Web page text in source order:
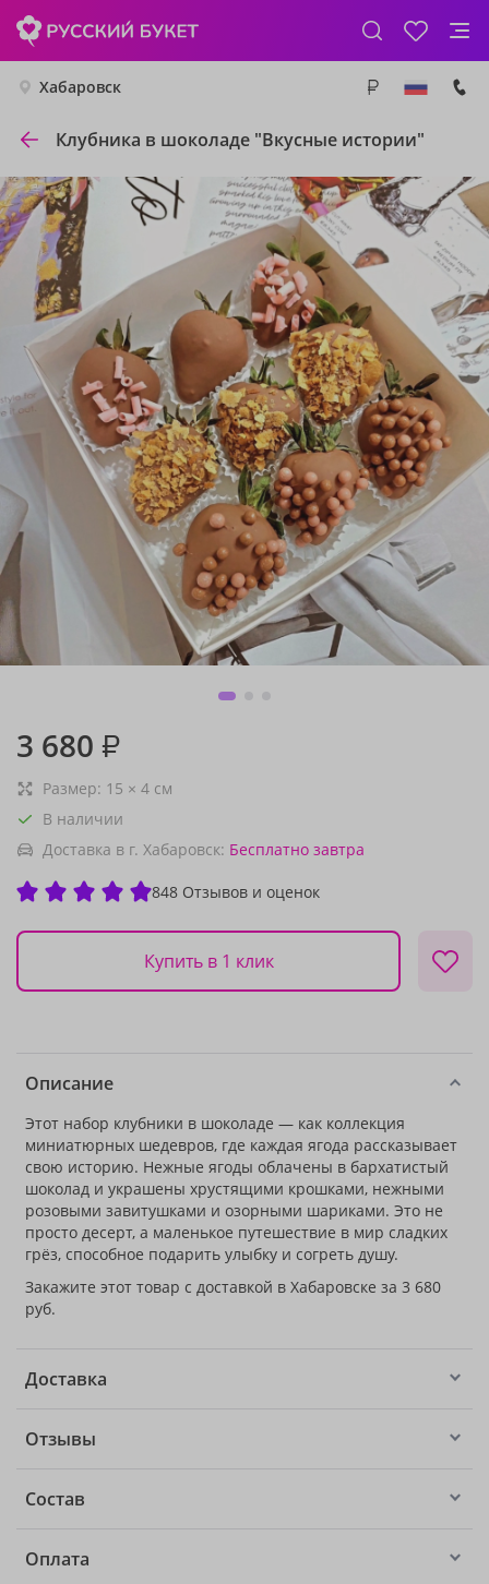
Хабаровск
Клубника в шоколаде "Вкусные истории"
3 680 ₽
Размер: 15 × 4 см
В наличии
Доставка в г. Хабаровск: Бесплатно завтра
848 Отзывов и оценок
Купить в 1 клик
Описание
Этот набор клубники в шоколаде — как коллекция
миниатюрных шедевров, где каждая ягода рассказывает
свою историю. Нежные ягоды облачены в бархатистый
шоколад и украшены хрустящими крошками, нежными
розовыми завитушками и озорными шариками. Это не
просто десерт, а маленькое путешествие в мир сладких
грёз, способное подарить улыбку и согреть душу.
Закажите этот товар с доставкой в Хабаровске за 3 680
руб.
Доставка
Отзывы
Состав
Оплата